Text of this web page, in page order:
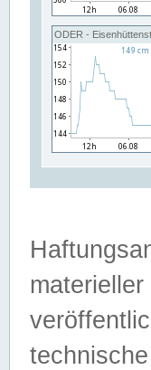
ODER -